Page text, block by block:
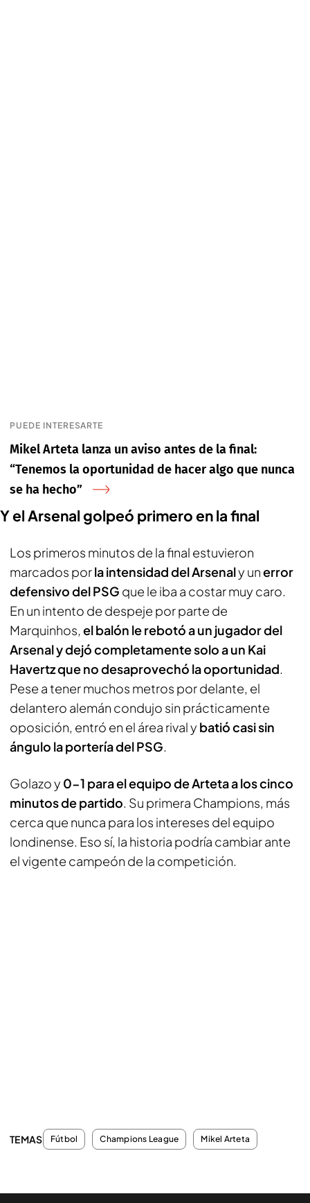
PUEDE INTERESARTE
Mikel Arteta lanza un aviso antes de la final:
“Tenemos la oportunidad de hacer algo que nunca
se ha hecho”
Y el Arsenal golpeó primero en la final
Los primeros minutos de la final estuvieron
marcados porla intensidad del Arsenaly unerror
defensivo del PSG que le iba a costar muy caro.
En un intento de despeje por parte de
Marquinhos, el balón le rebotó a un jugador del
Arsenal y dejó completamente solo a un Kai
Havertz que no desaprovechó la oportunidad.
Pese a tener muchos metros por delante, el
delantero alemán condujo sin prácticamente
oposición, entró en el área rival y batió casi sin
ángulo la portería del PSG.
Golazo y 0-1 para el equipo de Arteta a los cinco
minutos de partido. Su primera Champions, más
cerca que nunca para los intereses del equipo
londinense. Eso sí, la historia podría cambiar ante
el vigente campeón de la competición.
TEMAS Fútbol Champions League Mikel Arteta